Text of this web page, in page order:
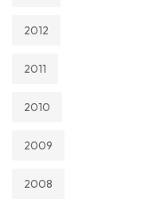
2012
2011
2010
2009
2008